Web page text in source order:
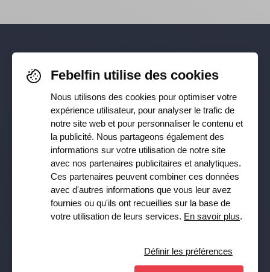
Pour rester informé-e de nos
dernières actualités, suivez-nous sur
Facebook,TikTok,X,LinkedIn&
Instagram
Recevez notre newsletter
Souscrire
Febelfin utilise des cookies
Nous utilisons des cookies pour optimiser votre
expérience utilisateur, pour analyser le trafic de
notre site web et pour personnaliser le contenu et
la publicité. Nous partageons également des
informations sur votre utilisation de notre site
avec nos partenaires publicitaires et analytiques.
Ces partenaires peuvent combiner ces données
avec d'autres informations que vous leur avez
fournies ou qu'ils ont recueillies sur la base de
votre utilisation de leurs services. En savoir plus.
Définir les préférences